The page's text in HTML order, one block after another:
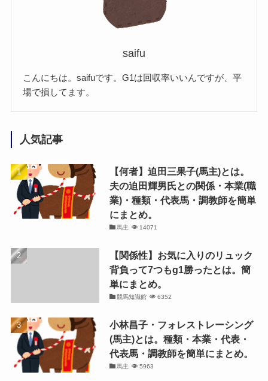
saifu
こんにちは。saifuです。G1は回収率いいんですが、平
場で損してます。
人気記事
【何者】迫田三果子(馬主)とは。
夫の迫田輝男氏との関係・本業(職
業)・種類・代表馬・調教師を簡単
にまとめ。
馬主 14071
【関係性】お気に入りのリュック
背負って7つもg1勝ったとは。簡
単にまとめ。
競馬知識館 6352
小林昌子・フォレストレーシング
(馬主)とは。種類・本業・代表・
代表馬・調教師を簡単にまとめ。
馬主 5963